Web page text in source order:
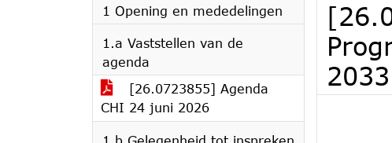
1 Opening en mededelingen
1.a Vaststellen van de
agenda
[26.0723855] Agenda
CHI 24 juni 2026
2033